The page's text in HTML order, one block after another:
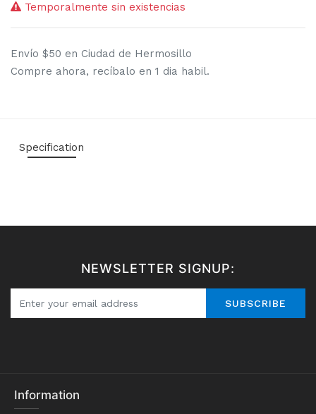
Temporalmente sin existencias
Envío $50 en Ciudad de Hermosillo
Compre ahora, recíbalo en 1 dia habil.
Specification
NEWSLETTER SIGNUP:
SUBSCRIBE
Information